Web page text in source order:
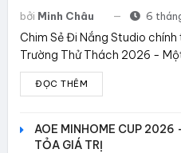
bởi Minh Châu 6
Chim Sẻ Đi Nắng Studio
Trường Thử Thách 2026 -
ĐỌC THÊM
AOE MINHOME CUP 2026
TỎA GIÁ TRỊ